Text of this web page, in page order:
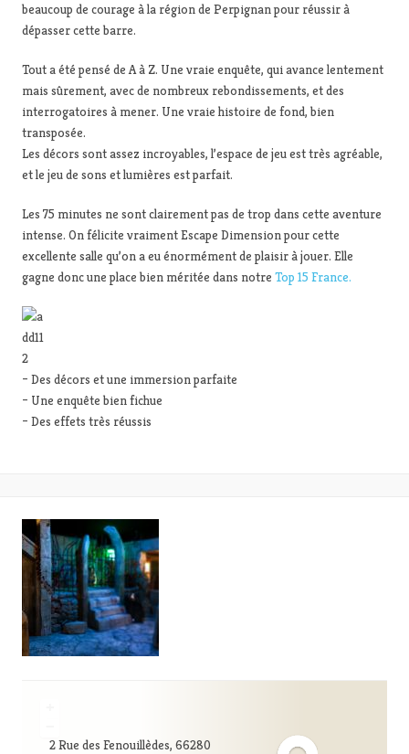
beaucoup de courage à la région de Perpignan pour réussir à
dépasser cette barre.
Tout a été pensé de A à Z. Une vraie enquête, qui avance lentement
mais sûrement, avec de nombreux rebondissements, et des
interrogatoires à mener. Une vraie histoire de fond, bien
transposée.
Les décors sont assez incroyables, l’espace de jeu est très agréable,
et le jeu de sons et lumières est parfait.
Les 75 minutes ne sont clairement pas de trop dans cette aventure
intense. On félicite vraiment Escape Dimension pour cette
excellente salle qu’on a eu énormément de plaisir à jouer. Elle
gagne donc une place bien méritée dans notre Top 15 France.
– Des décors et une immersion parfaite
– Une enquête bien fichue
– Des effets très réussis
2 Rue des Fenouillèdes, 66280